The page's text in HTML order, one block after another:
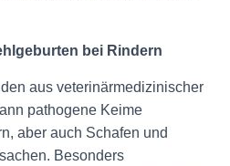
bei Rindern
aus veterinärmedizinischer
pathogene Keime
aber auch Schafen und
Besonders